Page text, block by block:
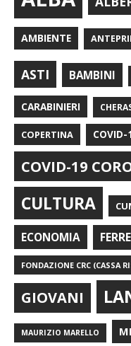
AMBIENTE
ASTI BAMBINI
CARABINIERI
COPERTINA COVID-
COVID-19
CULTURA
ECONOMIA
FONDAZIONE CRC (CASSA
GIOVANI
MAURIZIO MARELLO